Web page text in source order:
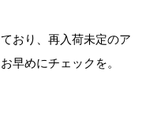
おり、再入荷未定のア
早めにチェックを。